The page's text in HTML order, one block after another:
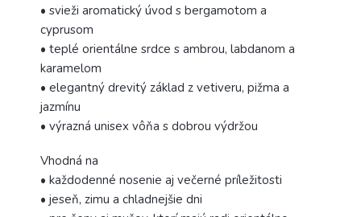
• svieži aromatický úvod s bergamotom a
cyprusom
• teplé orientálne srdce s ambrou, labdanom a
karamelom
• elegantný drevitý základ z vetiveru, pižma a
jazmínu
• výrazná unisex vôňa s dobrou výdržou
Vhodná na
• každodenné nosenie aj večerné príležitosti
• jeseň, zimu a chladnejšie dni